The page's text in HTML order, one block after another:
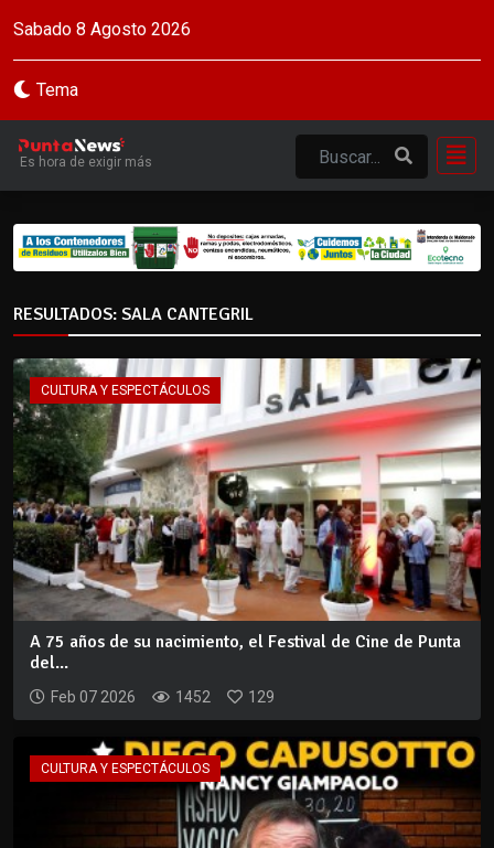
Sabado 8 Agosto 2026
Tema
Es hora de exigir más
RESULTADOS: SALA CANTEGRIL
CULTURA Y ESPECTÁCULOS
A 75 años de su nacimiento, el Festival de Cine de Punta
del...
Feb 07 2026 1452 129
CULTURA Y ESPECTÁCULOS